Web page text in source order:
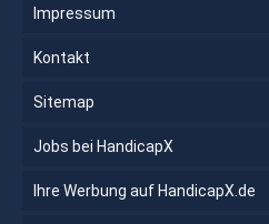
Impressum
Kontakt
Sitemap
Jobs bei HandicapX
Ihre Werbung auf HandicapX.de